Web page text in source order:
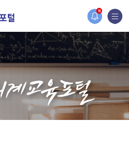
N
편되었습니다.
페이지가 새롭게 개설되었습니다.